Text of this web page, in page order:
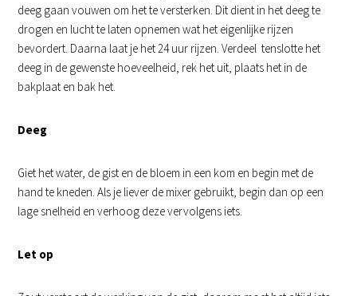
deeg gaan vouwen om het te versterken. Dit dient in het deeg te
drogen en lucht te laten opnemen wat het eigenlijke rijzen
bevordert. Daarna laat je het 24 uur rijzen. Verdeel tenslotte het
deeg in de gewenste hoeveelheid, rek het uit, plaats het in de
bakplaat en bak het.
Deeg
Giet het water, de gist en de bloem in een kom en begin met de
hand te kneden. Als je liever de mixer gebruikt, begin dan op een
lage snelheid en verhoog deze vervolgens iets.
Let op